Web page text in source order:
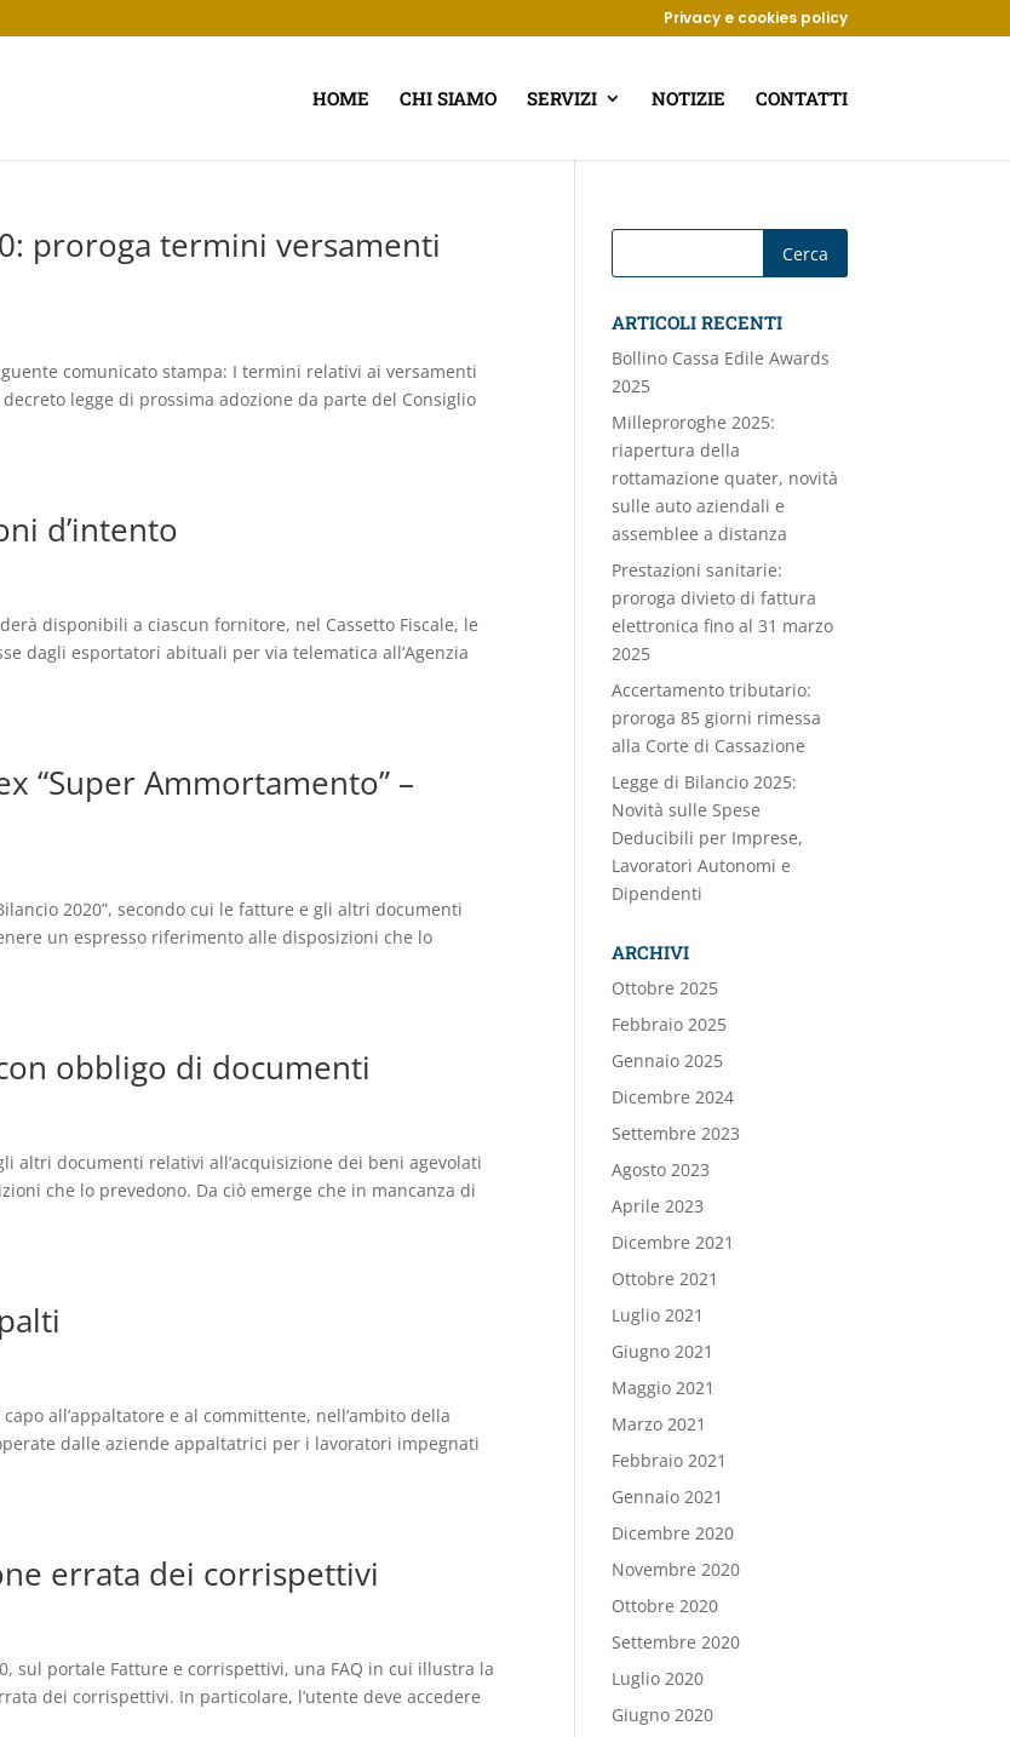
Privacy e cookies policy
HOME CHI SIAMO SERVIZI NOTIZIE CONTATTI
proroga termini versamenti
comunicato stampa: I termini relativi ai versamenti
legge di prossima adozione da parte del Consiglio
d’intento
disponibili a ciascun fornitore, nel Cassetto Fiscale, le
dagli esportatori abituali per via telematica all’Agenzia
“Super Ammortamento” –
2020”, secondo cui le fatture e gli altri documenti
un espresso riferimento alle disposizioni che lo
obbligo di documenti
altri documenti relativi all’acquisizione dei beni agevolati
che lo prevedono. Da ciò emerge che in mancanza di
all’appaltatore e al committente, nell’ambito della
dalle aziende appaltatrici per i lavoratori impegnati
errata dei corrispettivi
sul portale Fatture e corrispettivi, una FAQ in cui illustra la
dei corrispettivi. In particolare, l’utente deve accedere
ARTICOLI RECENTI
Bollino Cassa Edile Awards
2025
Milleproroghe 2025:
riapertura della
rottamazione quater, novità
sulle auto aziendali e
assemblee a distanza
Prestazioni sanitarie:
proroga divieto di fattura
elettronica fino al 31 marzo
2025
Accertamento tributario:
proroga 85 giorni rimessa
alla Corte di Cassazione
Legge di Bilancio 2025:
Novità sulle Spese
Deducibili per Imprese,
Lavoratori Autonomi e
Dipendenti
ARCHIVI
Ottobre 2025
Febbraio 2025
Gennaio 2025
Dicembre 2024
Settembre 2023
Agosto 2023
Aprile 2023
Dicembre 2021
Ottobre 2021
Luglio 2021
Giugno 2021
Maggio 2021
Marzo 2021
Febbraio 2021
Gennaio 2021
Dicembre 2020
Novembre 2020
Ottobre 2020
Settembre 2020
Luglio 2020
Giugno 2020